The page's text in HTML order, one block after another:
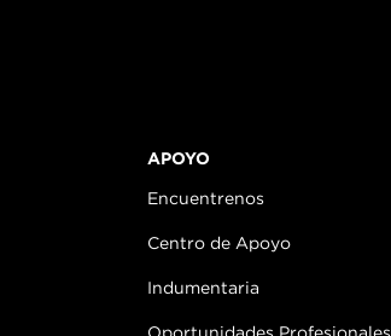
APOYO
Encuentrenos
Centro de Apoyo
Indumentaria